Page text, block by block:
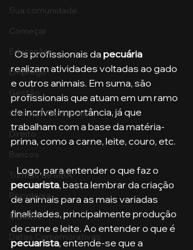
Sua comunidade
Começar
Educação
Emprego
Gestão
Ciências Contábeis
Direito
Bancos
Turmas de MBA
Psicologia
Cidades
Datas Comemorativas
  Os profissionais da
pecuária
realizam atividades voltadas ao gado
e outros animais. Em suma, são
profissionais que atuam em um ramo
de incrível importância, já que
trabalham com a base da matéria-
prima, como a carne, leite, couro, etc.
   Logo, para entender o que faz o
pecuarista, basta lembrar da criação
de animais para as mais variadas
finalidades, principalmente produção
de carne e leite. Ao entender o que é
pecuarista, entende-se que a